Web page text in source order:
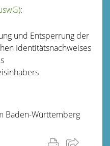
:
und Entsperrung der
Identitätsnachweises
Baden-Württemberg